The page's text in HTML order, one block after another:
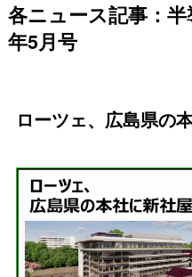
各ニュース記事：
年5月号
ローツェ、広島県の